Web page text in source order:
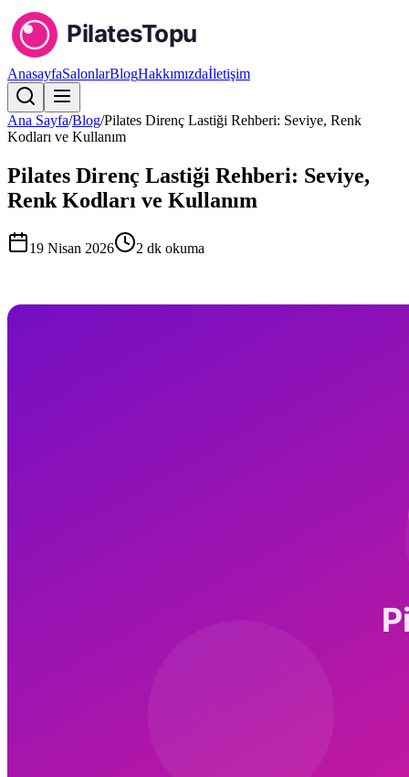
AnasayfaSalonlarBlogHakkımızdaİletişim
Ana Sayfa/Blog/Pilates Direnç Lastiği Rehberi: Seviye, Renk
Kodları ve Kullanım
Pilates Direnç Lastiği Rehberi: Seviye,
Renk Kodları ve Kullanım
19 Nisan 2026 2 dk okuma